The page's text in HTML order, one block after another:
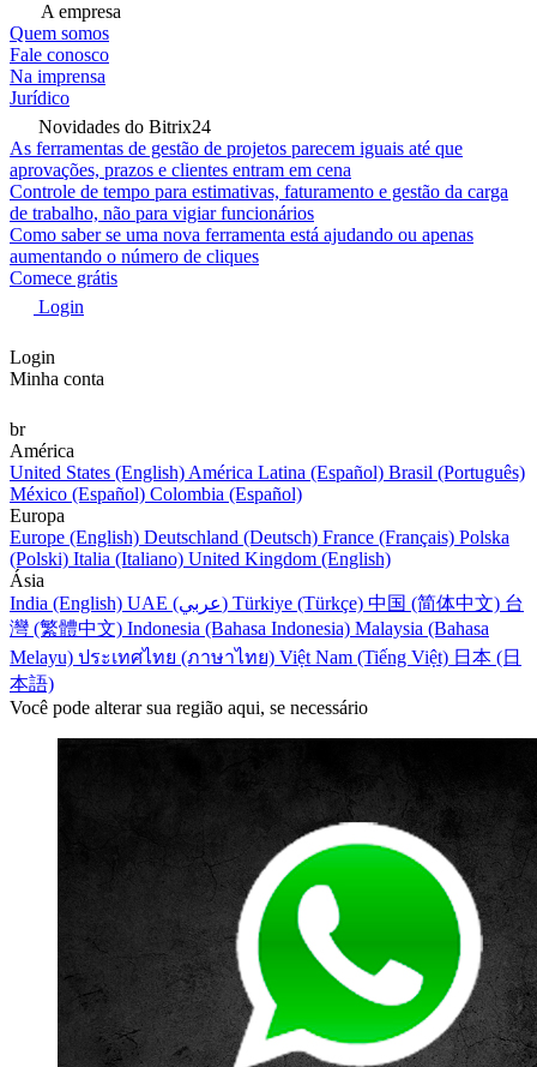
A empresa
Quem somos
Fale conosco
Na imprensa
Jurídico
Novidades do Bitrix24
As ferramentas de gestão de projetos parecem iguais até que
aprovações, prazos e clientes entram em cena
Controle de tempo para estimativas, faturamento e gestão da carga
de trabalho, não para vigiar funcionários
Como saber se uma nova ferramenta está ajudando ou apenas
aumentando o número de cliques
Comece grátis
Login
Login
Minha conta
br
América
United States (English) América Latina (Español) Brasil (Português)
México (Español) Colombia (Español)
Europa
Europe (English) Deutschland (Deutsch) France (Français) Polska
(Polski) Italia (Italiano) United Kingdom (English)
Ásia
India (English)
UAE (عربي) Türkiye (Türkçe) 中国 (简体中文) 台
灣 (繁體中文) Indonesia (Bahasa Indonesia) Malaysia (Bahasa
Melayu) ประเทศไทย (ภาษาไทย) Việt Nam (Tiếng Việt) 日本 (日
本語)
Você pode alterar sua região aqui, se necessário